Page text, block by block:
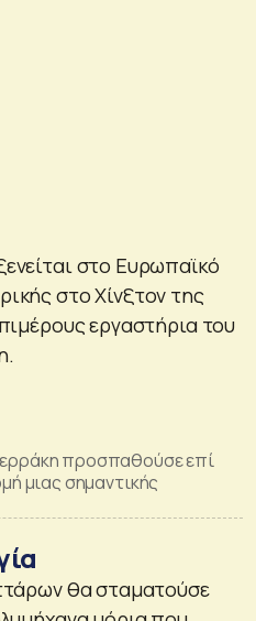
στο Ευρωπαϊκό
στο Χίνξτον της
εργαστήρια του
προσπαθούσε επί
μιας σημαντικής
θα σταματούσε